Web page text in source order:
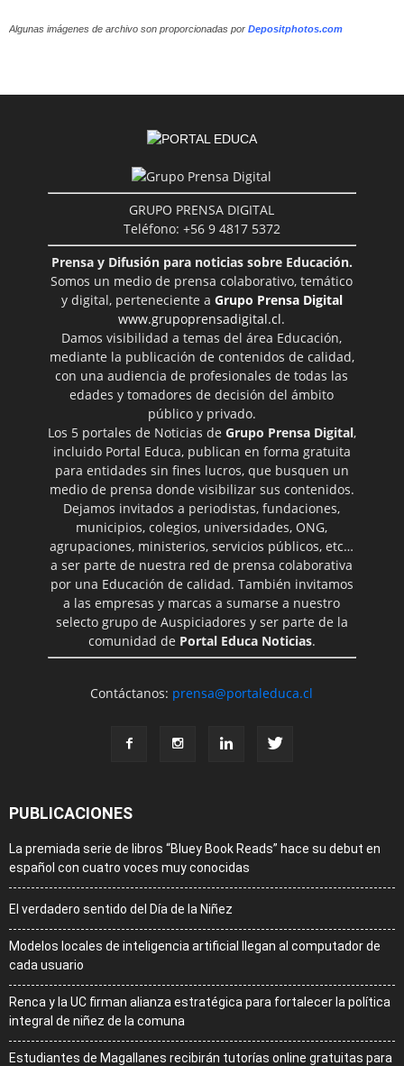
Algunas imágenes de archivo son proporcionadas por Depositphotos.com
GRUPO PRENSA DIGITAL
Teléfono: +56 9 4817 5372
Prensa y Difusión para noticias sobre Educación.
Somos un medio de prensa colaborativo, temático
y digital, perteneciente a Grupo Prensa Digital
www.grupoprensadigital.cl.
Damos visibilidad a temas del área Educación,
mediante la publicación de contenidos de calidad,
con una audiencia de profesionales de todas las
edades y tomadores de decisión del ámbito
público y privado.
Los 5 portales de Noticias de Grupo Prensa Digital,
incluido Portal Educa, publican en forma gratuita
para entidades sin fines lucros, que busquen un
medio de prensa donde visibilizar sus contenidos.
Dejamos invitados a periodistas, fundaciones,
municipios, colegios, universidades, ONG,
agrupaciones, ministerios, servicios públicos, etc…
a ser parte de nuestra red de prensa colaborativa
por una Educación de calidad. También invitamos
a las empresas y marcas a sumarse a nuestro
selecto grupo de Auspiciadores y ser parte de la
comunidad de Portal Educa Noticias.
Contáctanos: prensa@portaleduca.cl
PUBLICACIONES
La premiada serie de libros “Bluey Book Reads” hace su debut en
español con cuatro voces muy conocidas
El verdadero sentido del Día de la Niñez
Modelos locales de inteligencia artificial llegan al computador de
cada usuario
Renca y la UC firman alianza estratégica para fortalecer la política
integral de niñez de la comuna
Estudiantes de Magallanes recibirán tutorías online gratuitas para